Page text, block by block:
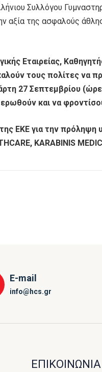
Συλλόγου
αξία της ασφαλούς
Εταιρείας,
τους πολίτες
27 Σεπτεμβρίου
και να
ΕΚΕ για την πρόληψη
KARABINIS
E-mail
info@hcs.gr
ΕΠΙΚΟΙΝΩΝΙΑ